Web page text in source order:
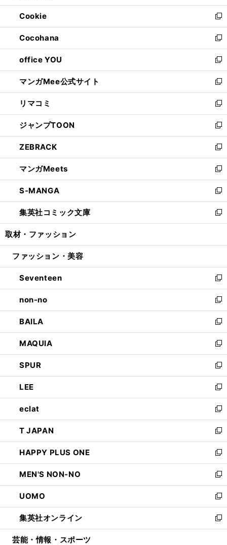
開
く
ウ
で
開
く
ン
ド
ウ
で
開
く
ウ
ィ
ン
ド
ウ
で
開
く
Cookie
新
し
い
ウ
ィ
ン
ド
ウ
で
開
く
Cocohana
新
し
い
ウ
ィ
ン
ド
ウ
で
開
く
office YOU
新
し
い
ウ
ィ
ン
ド
ウ
で
開
く
マンガMee公式サイト
新
し
い
ウ
ィ
ン
ド
ウ
で
開
く
リマコミ
新
し
い
ウ
ィ
ン
ド
ウ
で
開
く
ジャンプTOON
新
し
い
ウ
ィ
ン
ド
ウ
で
開
ZEBRACK
新
し
い
ウ
ィ
ン
ド
ウ
開
マンガMeets
新
し
い
ウ
ィ
ン
ウ
開
く
S-MANGA
新
し
い
ウ
ン
ウ
で
開
く
集英社コミック文庫
新
し
ウ
ン
ド
ウ
で
開
く
取材・ファッション
ファッション・美容
Seventeen
新
し
い
ウ
ィ
ン
ド
ウ
で
開
く
non-no
新
し
い
ウ
ィ
ン
ド
ウ
で
開
く
BAILA
新
し
い
ウ
ィ
ン
ド
ウ
で
開
く
MAQUIA
新
し
い
ウ
ィ
ン
ド
ウ
で
開
く
SPUR
新
し
い
ウ
ィ
ン
ド
ウ
で
開
く
LEE
新
し
い
ウ
ィ
ン
ド
ウ
で
開
く
eclat
新
し
い
ウ
ィ
ン
ド
ウ
で
開
く
T JAPAN
新
し
い
ウ
ィ
ン
ド
ウ
で
開
HAPPY PLUS ONE
新
し
い
ウ
ィ
ン
ド
ウ
MEN'S NON-NO
新
し
い
ウ
ィ
ン
UOMO
新
し
い
ウ
集英社オンライン
新
し
芸能・情報・スポーツ